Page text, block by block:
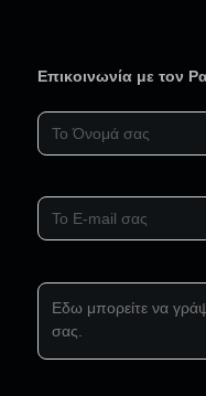
Επικοινωνία με τον